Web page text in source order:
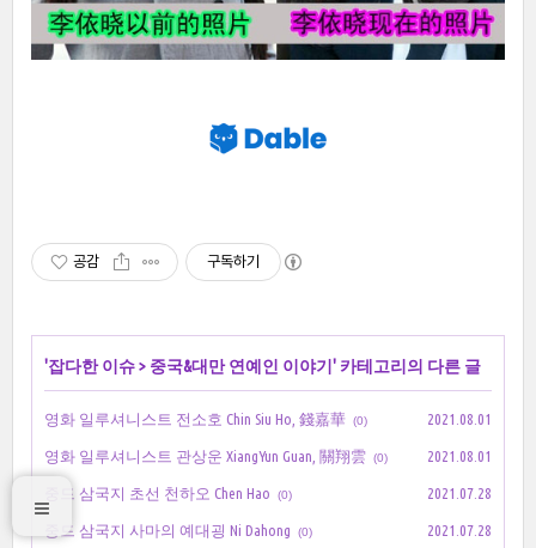
공감 구독하기
'잡다한 이슈> 중국&대만 연예인 이야기 ' 카테고리의 다른 글
영화 일루셔니스트 전소호 Chin Siu Ho, 錢嘉華 (0) 2021.08.01
영화 일루셔니스트 관상운 XiangYun Guan, 關翔雲 (0) 2021.08.01
중드 삼국지 초선 천하오 Chen Hao (0) 2021.07.28
중드 삼국지 사마의 예대굉 Ni Dahong (0) 2021.07.28